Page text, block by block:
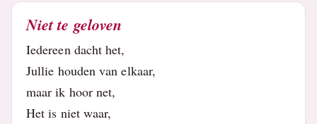
Niet te geloven
Iedereen dacht het,
Jullie houden van elkaar,
maar ik hoor net,
Het is niet waar,